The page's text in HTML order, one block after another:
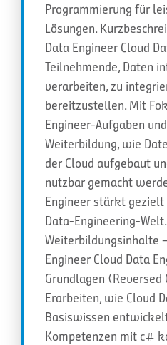
Programmierung für
Lösungen.
Data Engineer Cloud
Teilnehmende, Daten
verarbeiten, zu
bereitzustellen. Mit
Engineer-Aufgaben
Weiterbildung, wie
der Cloud aufgebaut
nutzbar gemacht
Engineer stärkt gezielt
Data-Engineering-Welt.
Weiterbildungsinhalte
Engineer Cloud Data
Grundlagen (Reversed
Erarbeiten, wie Cloud
Basiswissen
Kompetenzen mit c#